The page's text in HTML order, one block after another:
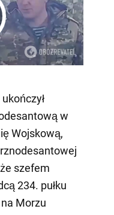
w
Wojskową,
szefem
234. pułku
Morzu